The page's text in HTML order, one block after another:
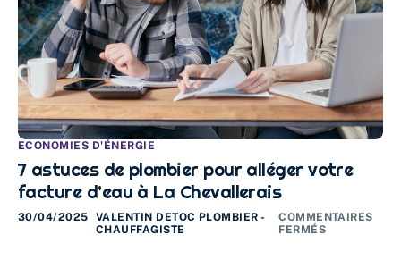
ECONOMIES D'ÉNERGIE
7 astuces de plombier pour alléger votre
facture d’eau à La Chevallerais
30/04/2025
VALENTIN DETOC PLOMBIER -
CHAUFFAGISTE
COMMENTAIRES
FERMÉS